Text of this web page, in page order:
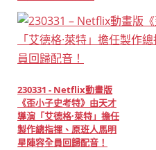
230331 - Netflix動畫版
《歪小子史考特》由天才
導演「艾德格·萊特」擔任
製作總指揮、原班人馬明
星陣容全員回歸配音！